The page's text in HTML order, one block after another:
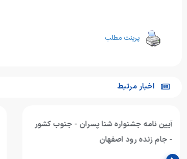
پرینت مطلب
اخبار مرتبط
آیین نامه جشنواره شنا پسران - جنوب کشور
- جام زنده رود اصفهان